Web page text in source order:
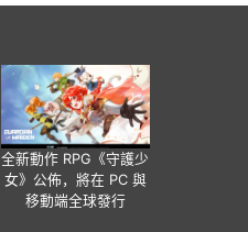
全新動作 RPG《守護少
女》公佈，將在 PC 與
移動端全球發行